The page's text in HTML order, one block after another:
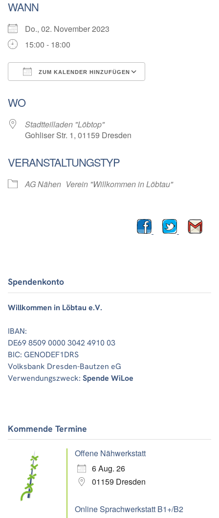
WANN
Do., 02. November 2023
15:00 - 18:00
ZUM KALENDER HINZUFÜGEN
WO
Stadtteilladen "Löbtop"
Gohliser Str. 1, 01159 Dresden
VERANSTALTUNGSTYP
AG Nähen Verein "Willkommen in Löbtau"
Spendenkonto
Willkommen in Löbtau e.V.
IBAN:
DE69 8509 0000 3042 4910 03
BIC: GENODEF1DRS
Volksbank Dresden-Bautzen eG
Verwendungszweck: Spende WiLoe
Kommende Termine
Offene Nähwerkstatt
6 Aug. 26
01159 Dresden
Online Sprachwerkstatt B1+/B2